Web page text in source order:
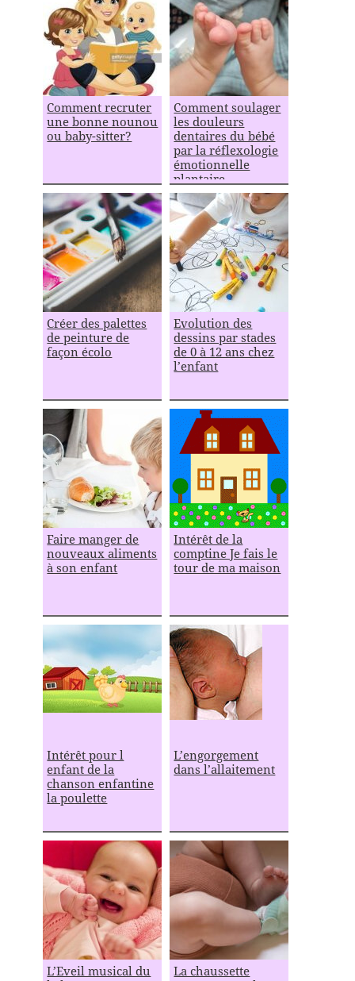
Comment recruter
une bonne nounou
ou baby-sitter?
Comment soulager
les douleurs
dentaires du bébé
par la réflexologie
émotionnelle
plantaire
Créer des palettes
de peinture de
façon écolo
Evolution des
dessins par stades
de 0 à 12 ans chez
l’enfant
Faire manger de
nouveaux aliments
à son enfant
Intérêt de la
comptine Je fais le
tour de ma maison
Intérêt pour l
enfant de la
chanson enfantine
la poulette
L’engorgement
dans l’allaitement
L’Eveil musical du
La chaussette